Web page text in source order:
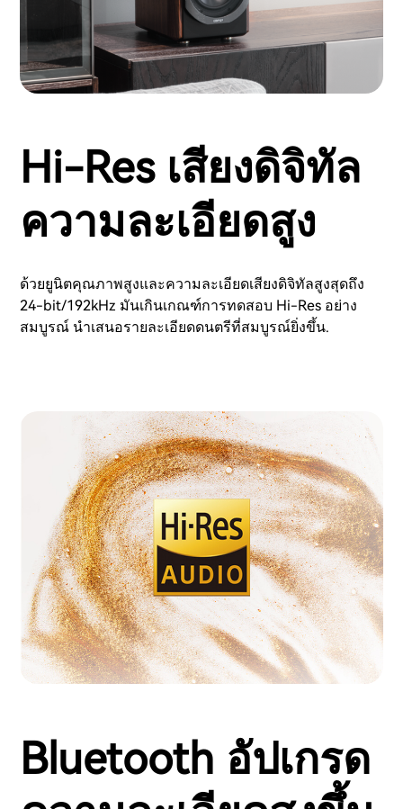
Hi-Res เสียงดิจิทัล
ความละเอียดสูง
ด้วยยูนิตคุณภาพสูงและความละเอียดเสียงดิจิทัลสูงสุดถึง
24-bit/192kHz มันเกินเกณฑ์การทดสอบ Hi-Res อย่าง
สมบูรณ์ นำเสนอรายละเอียดดนตรีที่สมบูรณ์ยิ่งขึ้น.
Bluetooth อัปเกรด